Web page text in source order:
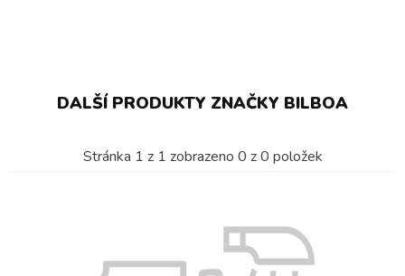
DALŠÍ PRODUKTY ZNAČKY BILBOA
Stránka 1 z 1 zobrazeno 0 z0 položek